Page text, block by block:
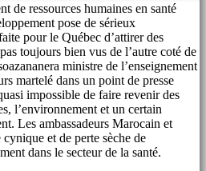
de ressources humaines en santé
pose de sérieux
pour le Québec d’attirer des
toujours bien vus de l’autre coté de
ministre de l’enseignement
martelé dans un point de presse
impossible de faire revenir des
l’environnement et un certain
Les ambassadeurs Marocain et
et de perte sèche de
dans le secteur de la santé.